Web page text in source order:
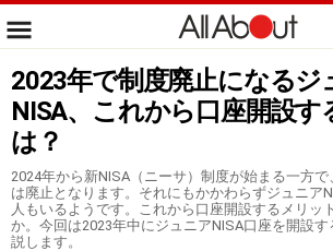
2023年で制度廃止になるジ
NISA、これから口座開設す
は？
2024年から新NISA（ニーサ）制度が始まる一方
は廃止となります。それにもかかわらずジュニア
人もいるようです。これから口座開設するメリッ
か。今回は2023年中にジュニアNISA口座を開設
説します。